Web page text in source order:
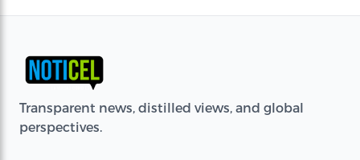
Transparent news, distilled views, and global
perspectives.